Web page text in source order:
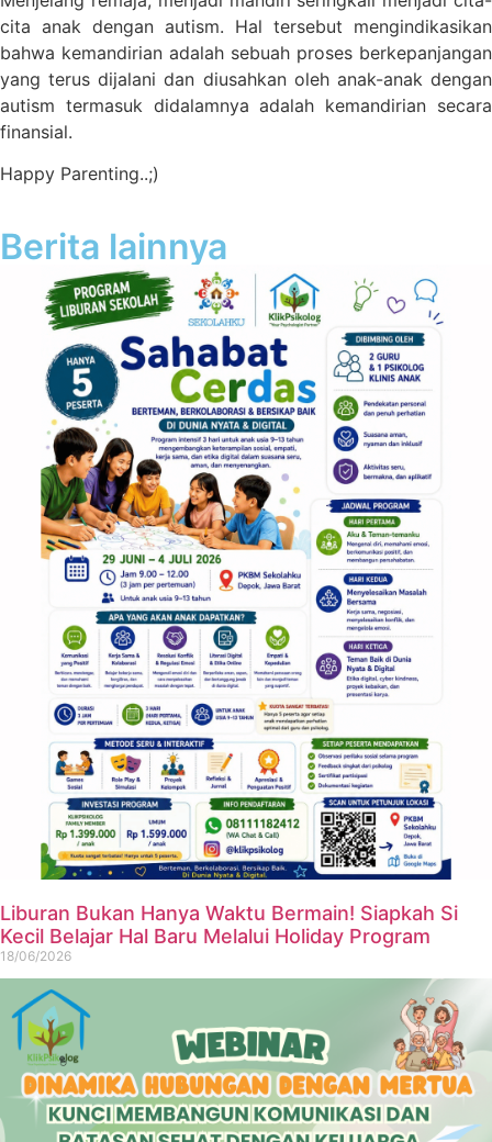
cita anak dengan autism. Hal tersebut mengindikasikan
bahwa kemandirian adalah sebuah proses berkepanjangan
yang terus dijalani dan diusahkan oleh anak-anak dengan
autism termasuk didalamnya adalah kemandirian secara
finansial.
Happy Parenting..;)
Berita lainnya
Liburan Bukan Hanya Waktu Bermain! Siapkah Si
Kecil Belajar Hal Baru Melalui Holiday Program
18/06/2026